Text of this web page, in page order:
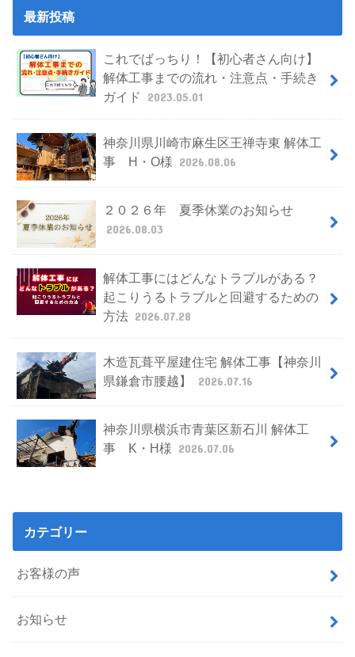
最新投稿
これでばっちり！【初心者さん向け】
解体工事までの流れ・注意点・手続き
ガイド
2023.05.01
神奈川県川崎市麻生区王禅寺東 解体工
事 H・O様 2026.08.06
２０２６年 夏季休業のお知らせ
2026.08.03
解体工事にはどんなトラブルがある？
起こりうるトラブルと回避するための
方法 2026.07.28
木造瓦葺平屋建住宅 解体工事【神奈川
県鎌倉市腰越】
2026.07.16
神奈川県横浜市青葉区新石川 解体工
事 K・H様 2026.07.06
カテゴリー
お客様の声
お知らせ